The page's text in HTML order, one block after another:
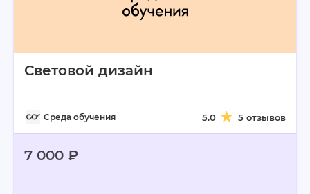
Световой дизайн
Среда обучения 5.0 5 отзывов
7 000 ₽